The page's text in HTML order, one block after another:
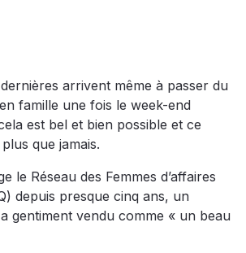
arrivent même à passer du
famille une fois le week-end
est bel et bien possible et ce
que jamais.
le Réseau des Femmes d’affaires
depuis presque cinq ans, un
gentiment vendu comme « un beau